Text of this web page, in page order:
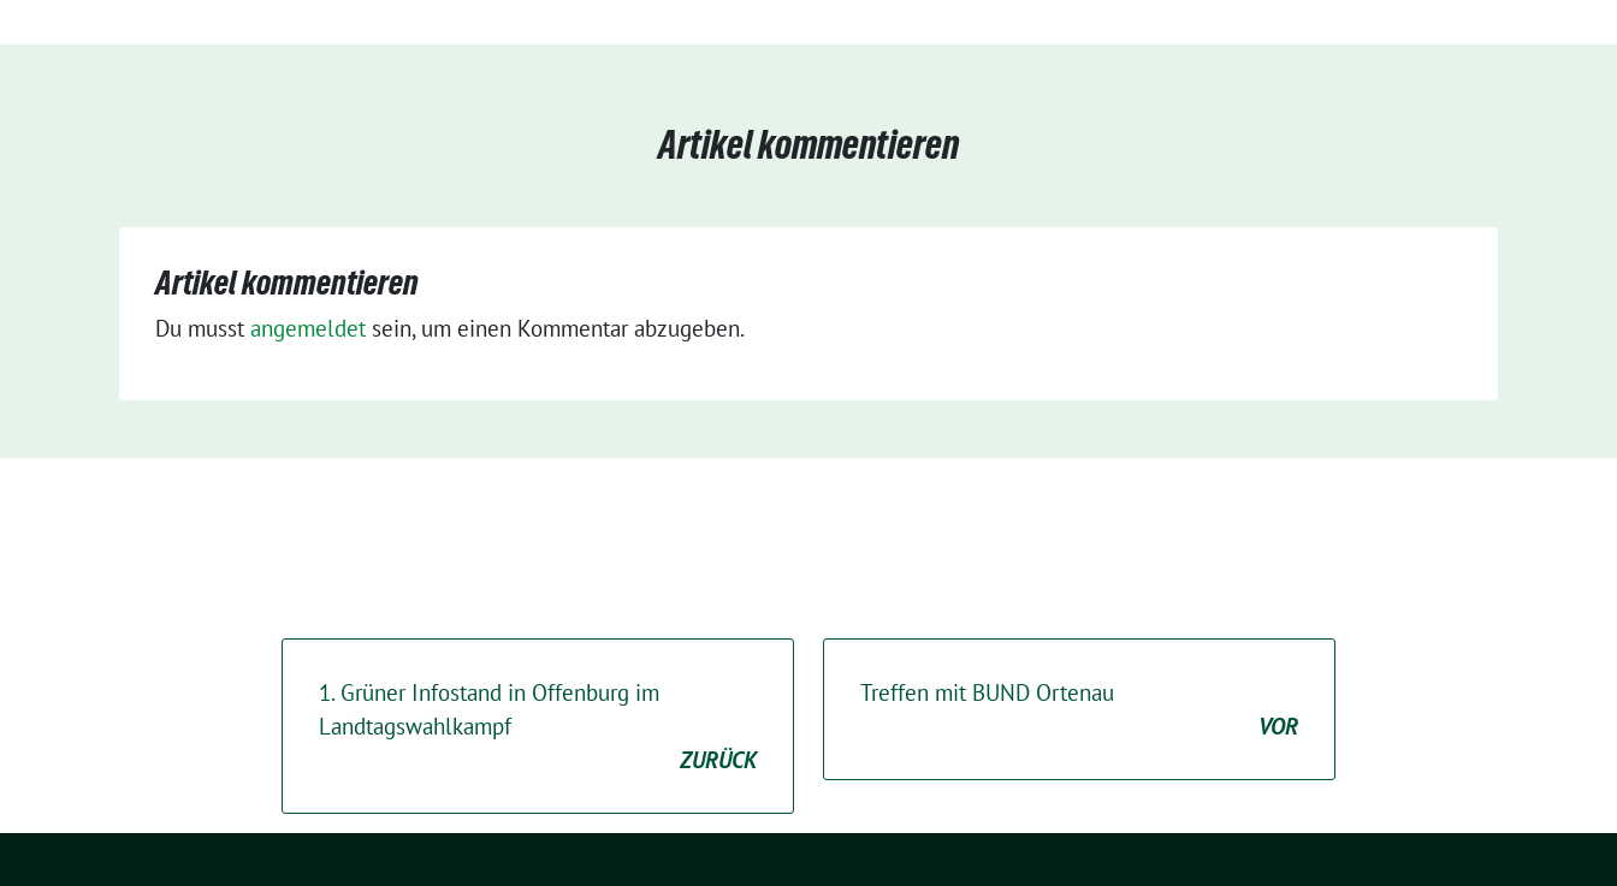
Artikel kommentieren
Artikel kommentieren
Du musst angemeldet sein, um einen Kommentar abzugeben.
1. Grüner Infostand in Offenburg im
Landtagswahlkampf
ZURÜCK
Treffen mit BUND Ortenau
VOR